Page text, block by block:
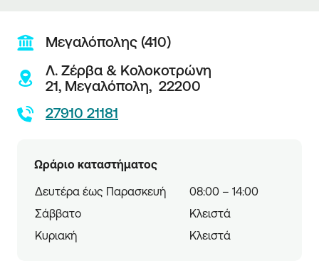
Μεγαλόπολης (410)
Λ. Ζέρβα & Κολοκοτρώνη
21, Μεγαλόπολη, 22200
27910 21181
Ωράριο καταστήματος
Δευτέρα έως Παρασκευή
08:00 – 14:00
Σάββατο
Κλειστά
Κυριακή
Κλειστά